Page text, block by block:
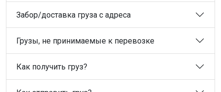
Забор/доставка груза с адреса
Грузы, не принимаемые к перевозке
Как получить груз?